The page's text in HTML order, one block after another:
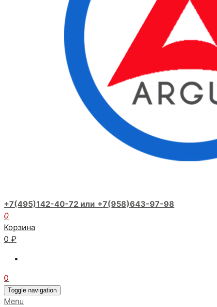
+7(495)142-40-72 или +7(958)643-97-98
0
Корзина
0 ₽
0
Toggle navigation
Menu